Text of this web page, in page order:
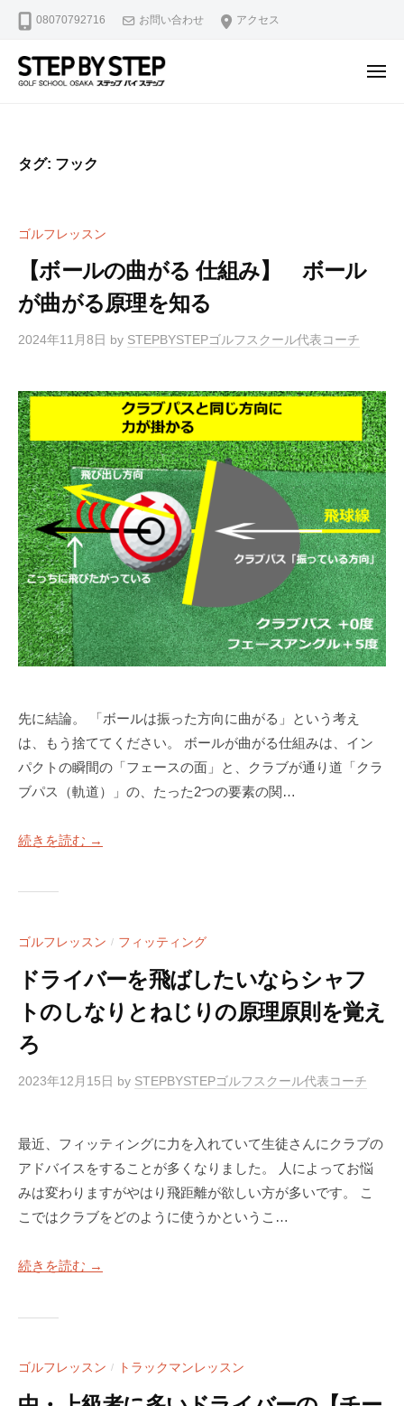
08070792716 お問い合わせ アクセス
・
屋
】
ゴ
ラ
イ
ス
修
正
マ
ン
ツ
ー
マ
ン
門
（
r
c
n
使
用
）
S
T
P
B
Y
S
E
ゴ
フ
ス
2
堺
町
・
マ
ン
ツ
ー
マ
ン
専
門
ゴ
ル
フ
ス
ー
メ
タグ: フック
ゴルフレッスン
【ボールの曲がる 仕組み】 ボール
が曲がる原理を知る
2024年11月8日 by STEPBYSTEPゴルフスクール代表コーチ
先に結論。 「ボールは振った方向に曲がる」という考え
は、もう捨ててください。 ボールが曲がる仕組みは、イン
パクトの瞬間の「フェースの面」と、クラブが通り道「クラ
ブパス（軌道）」の、たった2つの要素の関…
続きを読む →
ゴルフレッスン / フィッティング
ドライバーを飛ばしたいならシャフ
トのしなりとねじりの原理原則を覚え
ろ
2023年12月15日 by STEPBYSTEPゴルフスクール代表コーチ
最近、フィッティングに力を入れていて生徒さんにクラブの
アドバイスをすることが多くなりました。 人によってお悩
みは変わりますがやはり飛距離が欲しい方が多いです。 こ
こではクラブをどのように使うかというこ…
続きを読む →
ゴルフレッスン / トラックマンレッスン
北
・
淀
ゴ
ス
ラ
イ
ス
正
ン
ツ
ー
マ
ン
専
門
（
T
r
a
c
k
M
n
4
使
）
T
P
T
P
ゴ
フ
ー
ル
大
阪